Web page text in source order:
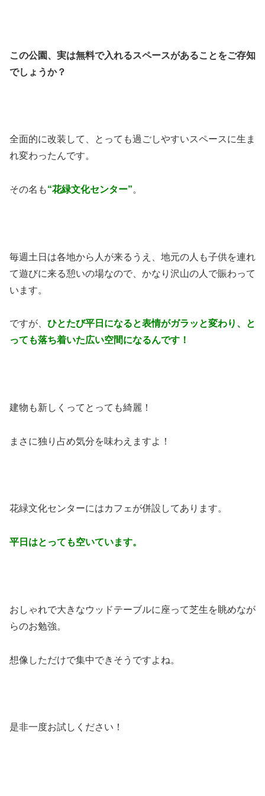
この公園、実は無料で入れるスペースがあることをご存知
でしょうか？
全面的に改装して、とっても過ごしやすいスペースに生ま
れ変わったんです。
その名も“花緑文化センター”。
毎週土日は各地から人が来るうえ、地元の人も子供を連れ
て遊びに来る憩いの場なので、かなり沢山の人で賑わって
います。
ですが、 ひとたび平日になると表情がガラッと変わり、と
っても落ち着いた広い空間になるんです！
建物も新しくってとっても綺麗！
まさに独り占め気分を味わえますよ！
花緑文化センターにはカフェが併設してあります。
平日はとっても空いています。
おしゃれで大きなウッドテーブルに座って芝生を眺めなが
らのお勉強。
想像しただけで集中できそうですよね。
是非一度お試しください！